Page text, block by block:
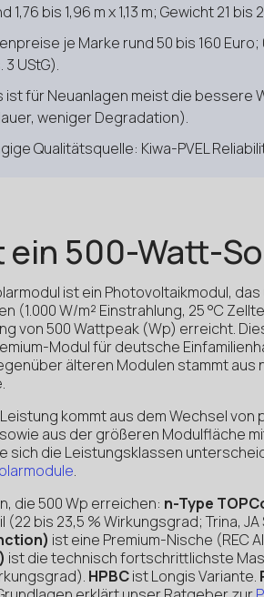
1,76 bis 1,96 m x 1,13 m; Gewicht 21 bis
je Marke rund 50 bis 160
3 UStG).
ist für Neuanlagen meist die bessere
weniger Degradation).
Qualitätsquelle: Kiwa-PVEL
ein 500-Watt-
ist ein Photovoltaikmodul,
(1.000 W/m² Einstrahlung, 25 °C
von 500 Wattpeak (Wp) erreicht.
Modul für deutsche
älteren Modulen stammt aus
kommt aus dem Wechsel von
aus der größeren Modulfläche
sich die Leistungsklassen
.
die 500 Wp erreichen: n-Type
(22 bis 23,5 % Wirkungsgrad; Trina, JA
ist eine Premium-Nische (REC
ist die technisch fortschrittlichste
HPBCist Longis Variante.